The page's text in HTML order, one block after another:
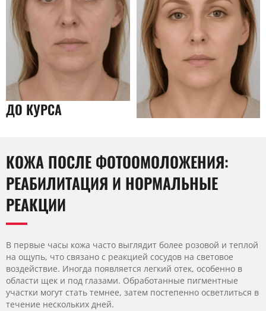
ДО КУРСА
КОЖА ПОСЛЕ ФОТООМОЛОЖЕНИЯ:
РЕАБИЛИТАЦИЯ И НОРМАЛЬНЫЕ
РЕАКЦИИ
В первые часы кожа часто выглядит более розовой и теплой
на ощупь, что связано с реакцией сосудов на световое
воздействие. Иногда появляется легкий отек, особенно в
области щек и под глазами. Обработанные пигментные
участки могут стать темнее, затем постепенно осветлиться в
течение нескольких дней.